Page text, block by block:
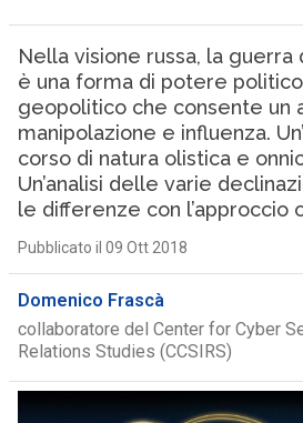
Nella visione russa, la guerra
è una forma di potere
geopolitico che consente un
manipolazione e influenza.
corso di natura olistica e
Un’analisi delle varie
le differenze con l’approccio
Pubblicato il 09 Ott 2018
Domenico Frascà
collaboratore del Center for Cyber
Relations Studies (CCSIRS)